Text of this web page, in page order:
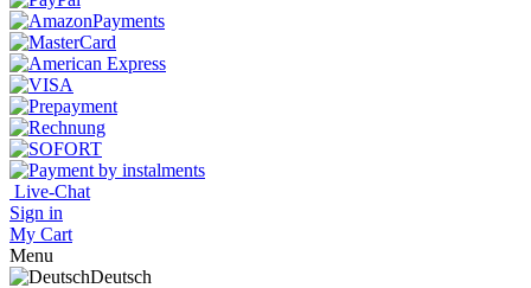
Live-Chat
Sign in
My Cart
Menu
Deutsch